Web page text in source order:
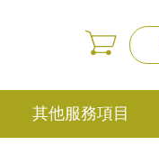
其他服務項目